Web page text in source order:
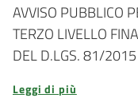
AVVISO PUBBLICO
TERZO LIVELLO
DEL D.LGS. 81/
Leggi di più